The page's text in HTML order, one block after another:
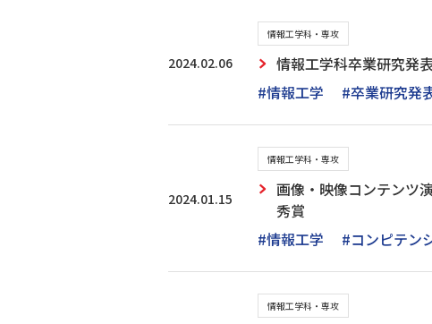
2024.02.06
情報工学科・専攻
情報工学科卒業研究発
#情報工学
#卒業研究発
2024.01.15
情報工学科・専攻
画像・映像コンテンツ
秀賞
#情報工学
#コンピテン
情報工学科・専攻